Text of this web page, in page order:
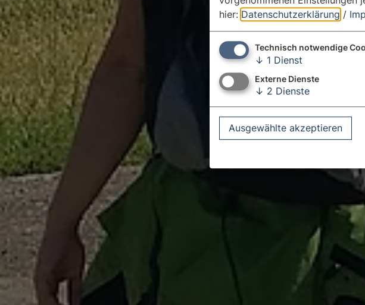
hier: Datenschutzerklärung /
Technisch notwendige
↓ 1 Dienst
Externe Dienste
↓ 2 Dienste
Ausgewählte akzeptieren